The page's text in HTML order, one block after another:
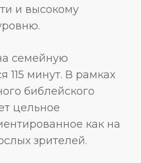
и высокому
семейную
115 минут. В рамках
библейского
цельное
как на
зрителей.